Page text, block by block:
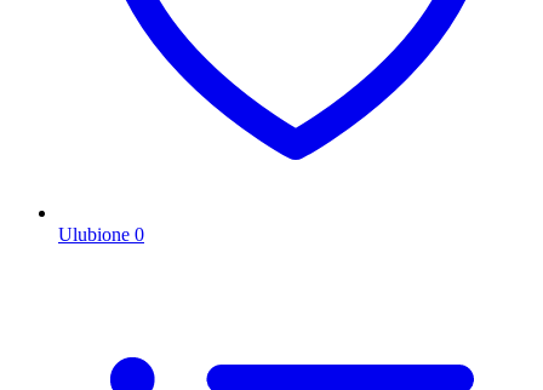
Ulubione 0